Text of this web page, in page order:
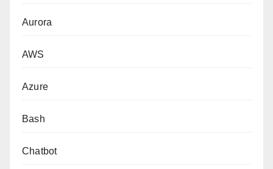
Aurora
AWS
Azure
Bash
Chatbot